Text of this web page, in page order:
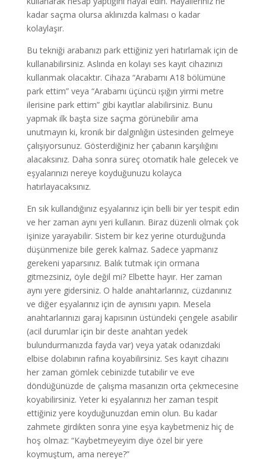
kadar saçma olursa aklınızda kalması o kadar
kolaylaşır.
Bu tekniği arabanızı park ettiğiniz yeri hatırlamak için de
kullanabilirsiniz. Aslında en kolayı ses kayıt cihazınızı
kullanmak olacaktır. Cihaza “Arabamı A18 bölümüne
park ettim” veya “Arabamı üçüncü ışığın yirmi metre
ilerisine park ettim” gibi kayıtlar alabilirsiniz. Bunu
yapmak ilk başta size saçma görünebilir ama
unutmayın ki, kronik bir dalgınlığın üstesinden gelmeye
çalışıyorsunuz. Gösterdiğiniz her çabanın karşılığını
alacaksınız. Daha sonra süreç otomatik hale gelecek ve
eşyalarınızı nereye koyduğunuzu kolayca
hatırlayacaksınız.
En sık kullandığınız eşyalarınız için belli bir yer tespit edin
ve her zaman aynı yeri kullanın. Biraz düzenli olmak çok
işinize yarayabilir. Sistem bir kez yerine oturduğunda
düşünmenize bile gerek kalmaz. Sadece yapmanız
gerekeni yaparsınız. Balık tutmak için ormana
gitmezsiniz, öyle değil mi? Elbette hayır. Her zaman
aynı yere gidersiniz. O halde anahtarlarınız, cüzdanınız
ve diğer eşyalarınız için de aynısını yapın. Mesela
anahtarlarınızı garaj kapısının üstündeki çengele asabilir
(acil durumlar için bir deste anahtarı yedek
bulundurmanızda fayda var) veya yatak odanızdaki
elbise dolabının rafına koyabilirsiniz. Ses kayıt cihazını
her zaman gömlek cebinizde tutabilir ve eve
döndüğünüzde de çalışma masanızın orta çekmecesine
koyabilirsiniz. Yeter ki eşyalarınızı her zaman tespit
ettiğiniz yere koyduğunuzdan emin olun. Bu kadar
zahmete girdikten sonra yine eşya kaybetmeniz hiç de
hoş olmaz: “Kaybetmeyeyim diye özel bir yere
koymuştum, ama nereye?”